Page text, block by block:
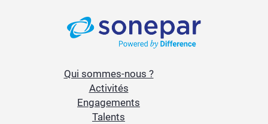
Qui sommes-nous ?
Activités
Engagements
Talents